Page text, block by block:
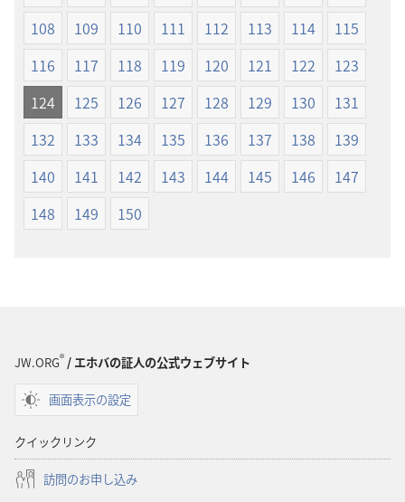
108
109 110 111 112 113 114
115
116
117 118 119 120 121 122
123
124
125 126 127 128 129 130
131
132
133 134 135 136 137 138
139
140
141 142 143 144 145 146
147
148
149 150
JW.ORG® / エホバの証人の公式ウェブサイト
画面表示の設定
クイックリンク
訪問のお申し込み